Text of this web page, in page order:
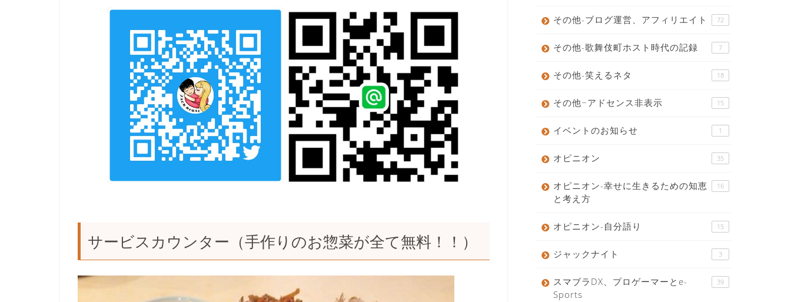
サービスカウンター（手作りのお惣菜が全て無料！！）
その他-ブログ運営、アフィリエイト 72
その他-歌舞伎町ホスト時代の記録 7
その他-笑えるネタ 18
その他−アドセンス非表示 15
イベントのお知らせ 1
オピニオン 35
オピニオン-幸せに生きるための知恵
と考え方
16
オピニオン-自分語り 15
ジャックナイト 3
スマブラDX、プロゲーマーとe-
Sports
39